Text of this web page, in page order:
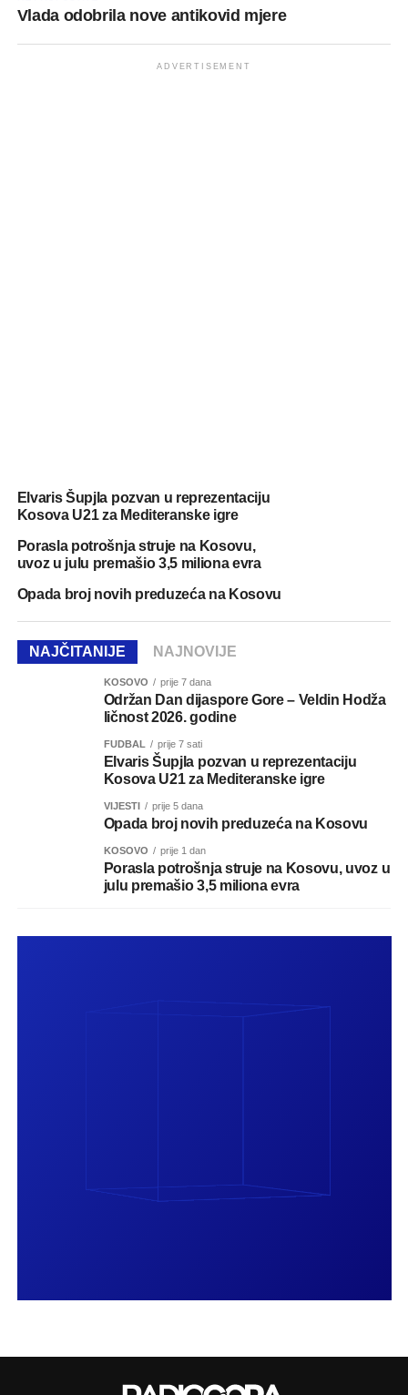
Vlada odobrila nove antikovid mjere
ADVERTISEMENT
Elvaris Šupjla pozvan u reprezentaciju
Kosova U21 za Mediteranske igre
Porasla potrošnja struje na Kosovu,
uvoz u julu premašio 3,5 miliona evra
Opada broj novih preduzeća na Kosovu
NAJČITANIJE NAJNOVIJE
KOSOVO prije 7 dana
Održan Dan dijaspore Gore – Veldin Hodža
ličnost 2026. godine
FUDBAL prije 7 sati
Elvaris Šupjla pozvan u reprezentaciju
Kosova U21 za Mediteranske igre
VIJESTI prije 5 dana
Opada broj novih preduzeća na Kosovu
KOSOVO prije 1 dan
Porasla potrošnja struje na Kosovu, uvoz u
julu premašio 3,5 miliona evra